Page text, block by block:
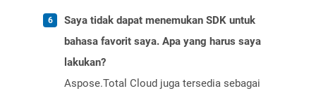
Saya tidak dapat menemukan SDK untuk
bahasa favorit saya. Apa yang harus saya
lakukan?
Aspose.Total Cloud juga tersedia sebagai